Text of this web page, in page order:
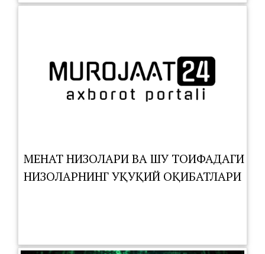
МЕҲНАТ НИЗОЛАРИ ВА ШУ ТОИФАДАГИ
НИЗОЛАРНИНГ ҲУҚУҚИЙ ОҚИБАТЛАРИ